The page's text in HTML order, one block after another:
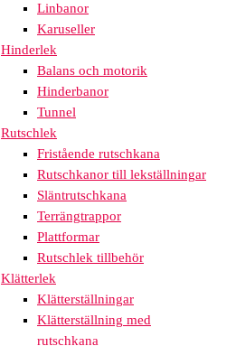
Linbanor
Karuseller
Hinderlek
Balans och motorik
Hinderbanor
Tunnel
Rutschlek
Fristående rutschkana
Rutschkanor till lekställningar
Släntrutschkana
Terrängtrappor
Plattformar
Rutschlek tillbehör
Klätterlek
Klätterställningar
Klätterställning med
rutschkana